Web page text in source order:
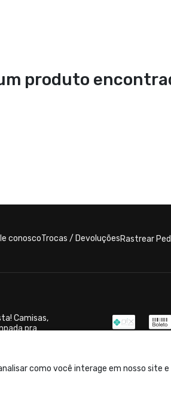
produto
como você interage em nosso site
conoscoTrocas / DevoluçõesRastrear
Camisas,
pra